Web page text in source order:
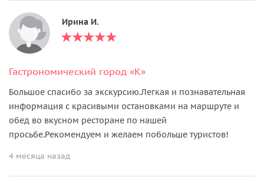
Ирина И.
Гастрономический город «К»
Большое спасибо за экскурсию.Легкая и познавательная
информация с красивыми остановками на маршруте и
обед во вкусном ресторане по нашей
просьбе.Рекомендуем и желаем побольше туристов!
4 месяца назад